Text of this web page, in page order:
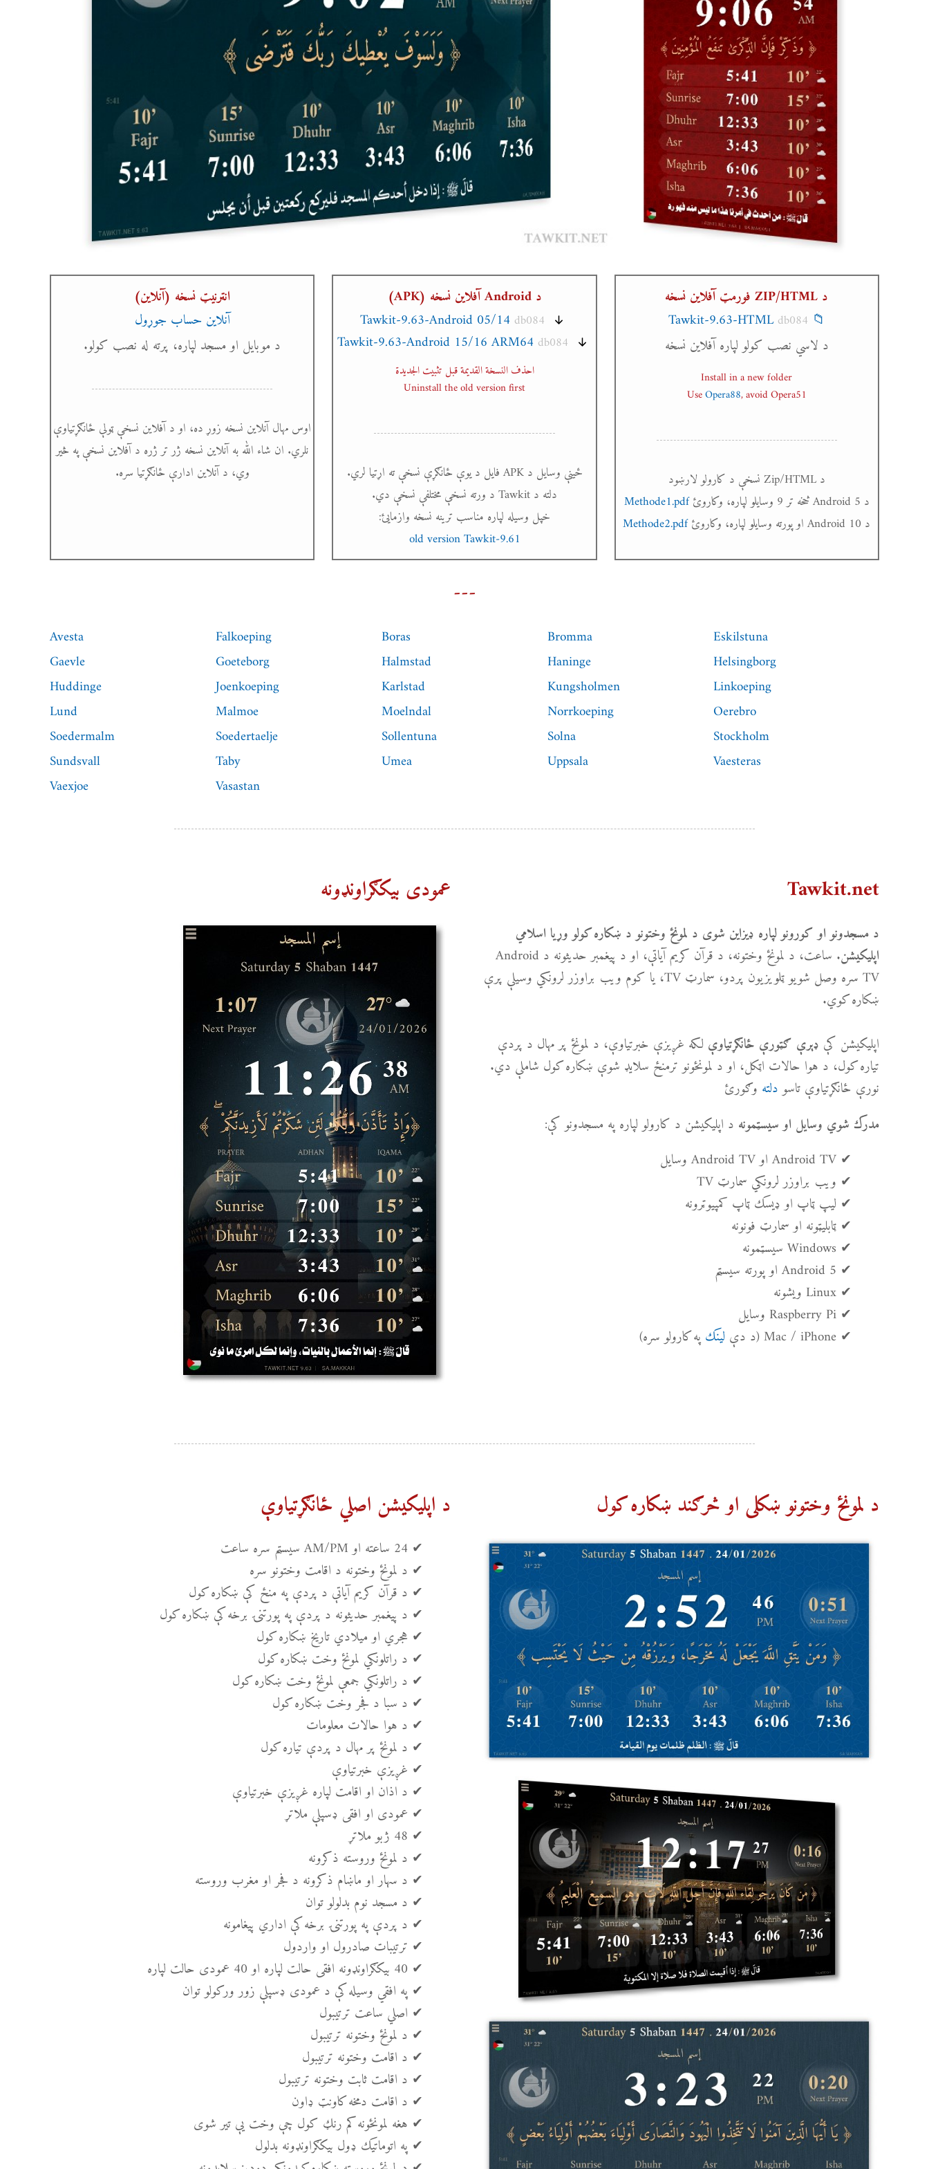
د ZIP/HTML فورمټ آفلاین نسخه
📁 Tawkit-9.63-HTML
db084
د لاسي نصب کولو لپاره آفلاین نسخه
Install in a new folder
UseOpera88, avoid Opera51
د Zip/HTML نسخې د کارولو لارښود
د Android 5 څخه تر 9 وسایلو لپاره، وکاروئ
Methode1.pdf
د Android 10 او پورته وسایلو لپاره، وکاروئ
Methode2.pdf
د Android آفلاین نسخه (APK)
db084
db084
احذف النسخة القديمة قبل تثبيت الجديدة
Uninstall the old version first
ځینې وسایل د APK فایل د یوې ځانګړې نسخې ته اړتیا لري.
دلته د Tawkit د ورته نسخې مختلفې نسخې دي.
خپل وسیله لپاره مناسب ترینه نسخه وازمایئ:
old version Tawkit-9.61
انټرنیټ نسخه (آنلاین)
آنلاین حساب جوړول
د موبایل او مسجد لپاره، پرته له نصب کولو.
اوس مهال آنلاین نسخه زوړ ده، او د آفلاین نسخې ټولې ځانګړتیاوې
نلري. ان شاء الله به آنلاین نسخه ژر تر ژره د آفلاین نسخې په څیر
وي، د آنلاین ادارې ځانګړتیا سره.
---
Avesta Falkoeping Boras Bromma
Eskilstuna
Gaevle
Goeteborg Halmstad Haninge
Helsingborg
Huddinge
Joenkoeping Karlstad Kungsholmen
Linkoeping
Lund
Malmoe Moelndal Norrkoeping
Oerebro
Soedermalm
Soedertaelje Sollentuna Solna
Stockholm
Sundsvall
Taby Umea Uppsala
Vaesteras
Vaexjoe
Vasastan
Tawkit.net
د مسجدونو او کورونو لپاره ډیزاین شوی د لمونځ وختونو د ښکاره کولو وړیا اسلامي
اپلیکیشن
. ساعت، د لمونځ وختونه، د قرآن کریم آیاتې، او د پیغمبر حدیثونه د Android
TV سره وصل شویو ټلویزیون پردو، سمارټ TV، یا کوم ویب براوزر لرونکي وسیلې پرې
ښکاره کوي.
اپلیکیشن کې ډېرې ګټورې ځانګړتیاوې لکه غږیزې خبرتیاوې، د لمونځ پر مهال د پردې
تیاره کول، د هوا حالات اټکل، او د لمونځونو ترمنځ سلایډ شوې ښکاره کول شاملې دي.
نورې ځانګړتیاوې تاسودلته وګورئ
مدرک شوي وسایل او سیسټمونه د اپلیکیشن د کارولو لپاره په مسجدونو کې:
✔ Android TV او Android TV وسایل
✔ ویب براوزر لرونکي سمارټ TV
✔ لیپ ټاپ او ډیسک ټاپ کمپیوټرونه
✔ ټابلیټونه او سمارټ فونونه
✔ Windows سیسټمونه
✔ Android 5 او پورته سیسټم
✔ Linux ویشونه
✔ Raspberry Pi وسایل
✔ Mac / iPhone (د دې
لینکپه کارولو سره)
عمودی بیکګراونډونه
د لمونځ وختونو ښکلی او څرګند ښکاره کول د اپلیکیشن اصلي ځانګړتیاوې
✔ 24 ساعته او AM/PM سیسټم سره ساعت
✔ د لمونځ وختونه د اقامت وختونو سره
✔ د قرآن کریم آیاتې د پردې په منځ کې ښکاره کول
✔ د پیغمبر حدیثونه د پردې په پورتنۍ برخه کې ښکاره کول
✔ هجري او میلادي تاریخ ښکاره کول
✔ د راتلونکي لمونځ وخت ښکاره کول
✔ د راتلونکي جمعې لمونځ وخت ښکاره کول
✔ د سبا د فجر وخت ښکاره کول
✔ د هوا حالات معلومات
✔ د لمونځ پر مهال د پردې تیاره کول
✔ غږیزې خبرتیاوې
✔ د اذان او اقامت لپاره غږیزې خبرتیاوې
✔ عمودی او افقی ډسپلې ملاتړ
✔ 48 ژبو ملاتړ
✔ د لمونځ وروسته ذکرونه
✔ د سهار او ماښام ذکرونه د فجر او مغرب وروسته
✔ د مسجد نوم بدلولو توان
✔ د پردې په پورتنۍ برخه کې اداري پیغامونه
✔ ترتیبات صادرول او واردول
✔ 40 بیکګراونډونه افقی حالت لپاره او 40 عمودی حالت لپاره
✔ په افقي وسیله کې د عمودی ډسپلې زور ورکولو توان
✔ اصلي ساعت ترتیبول
✔ د لمونځ وختونه ترتیبول
✔ د اقامت وختونه ترتیبول
✔ د اقامت ثابت وختونه ترتیبول
✔ د اقامت دمخه کاونټ ډاون
✔ هغه لمونځونه کم رنګ کول چې وخت یې تیر شوی
✔ په اتوماتيک ډول بیکګراونډونه بدلول